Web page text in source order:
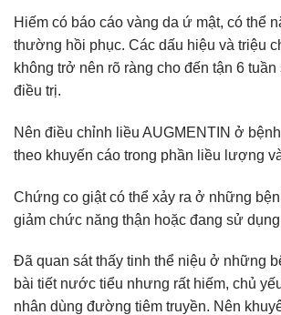
Hiếm có báo cáo vàng da ứ mật, có thể
thường hồi phục. Các dấu hiệu và triệu
không trở nên rõ ràng cho đến tận 6
điều trị.
Nên điều chỉnh liều AUGMENTIN ở
theo khuyến cáo trong phần liều lượng
Chứng co giật có thể xảy ra ở những
giảm chức năng thận hoặc đang sử
Đã quan sát thấy tinh thể niệu ở những
bài tiết nước tiểu nhưng rất hiếm, chủ
nhân dùng đường tiêm truyền. Nên